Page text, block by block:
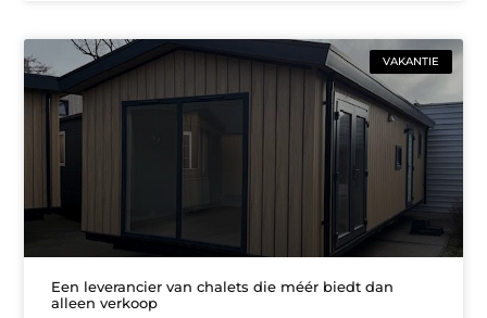
VAKANTIE
Een leverancier van chalets die méér biedt dan
alleen verkoop